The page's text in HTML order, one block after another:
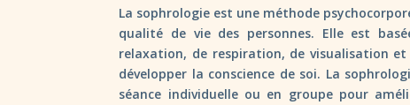
La sophrologie est une méthode
qualité de vie des personnes. Elle est
relaxation, de respiration, de visualisation
développer la conscience de soi. La
séance individuelle ou en groupe pour